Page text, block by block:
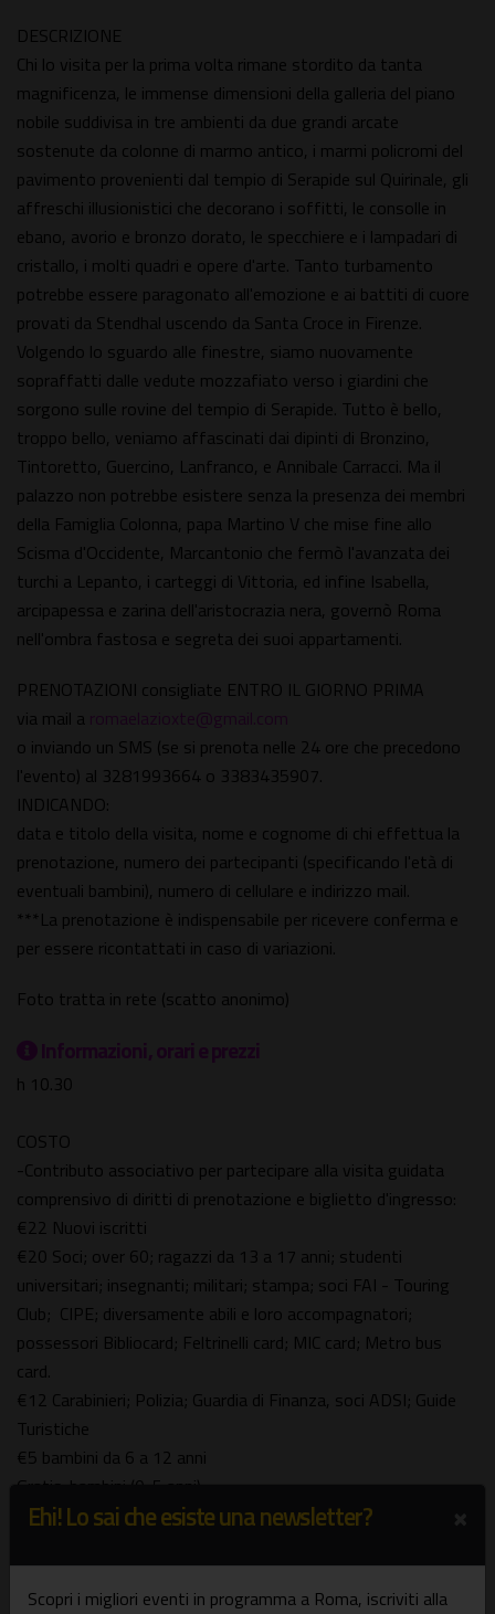
DESCRIZIONE
Chi lo visita per la prima volta rimane stordito da tanta
magnificenza, le immense dimensioni della galleria del piano
nobile suddivisa in tre ambienti da due grandi arcate
sostenute da colonne di marmo antico, i marmi policromi del
pavimento provenienti dal tempio di Serapide sul Quirinale, gli
affreschi illusionistici che decorano i soffitti, le consolle in
ebano, avorio e bronzo dorato, le specchiere e i lampadari di
cristallo, i molti quadri e opere d'arte. Tanto turbamento
potrebbe essere paragonato all'emozione e ai battiti di cuore
provati da Stendhal uscendo da Santa Croce in Firenze.
Volgendo lo sguardo alle finestre, siamo nuovamente
sopraffatti dalle vedute mozzafiato verso i giardini che
sorgono sulle rovine del tempio di Serapide. Tutto è bello,
troppo bello, veniamo affascinati dai dipinti di Bronzino,
Tintoretto, Guercino, Lanfranco, e Annibale Carracci. Ma il
palazzo non potrebbe esistere senza la presenza dei membri
della Famiglia Colonna, papa Martino V che mise fine allo
Scisma d'Occidente, Marcantonio che fermò l'avanzata dei
turchi a Lepanto, i carteggi di Vittoria, ed infine Isabella,
arcipapessa e zarina dell'aristocrazia nera, governò Roma
nell'ombra fastosa e segreta dei suoi appartamenti.
PRENOTAZIONI consigliate ENTRO IL GIORNO PRIMA
via mail a romaelazioxte@gmail.com
o inviando un SMS (se si prenota nelle 24 ore che precedono
l'evento) al 3281993664 o 3383435907.
INDICANDO:
data e titolo della visita, nome e cognome di chi effettua la
prenotazione, numero dei partecipanti (specificando l'età di
eventuali bambini), numero di cellulare e indirizzo mail.
***La prenotazione è indispensabile per ricevere conferma e
per essere ricontattati in caso di variazioni.
Foto tratta in rete (scatto anonimo)
Informazioni, orari e prezzi
h 10.30
COSTO
-Contributo associativo per partecipare alla visita guidata
comprensivo di diritti di prenotazione e biglietto d'ingresso:
€22 Nuovi iscritti
€20 Soci; over 60; ragazzi da 13 a 17 anni; studenti
universitari; insegnanti; militari; stampa; soci FAI - Touring
Club; CIPE; diversamente abili e loro accompagnatori;
possessori Bibliocard; Feltrinelli card; MIC card; Metro bus
card.
€12 Carabinieri; Polizia; Guardia di Finanza, soci ADSI; Guide
Turistiche
€5 bambini da 6 a 12 anni
Gratis: bambini (0-5 anni)
-Possessori di Coupons o Voucher Regalo dovranno integrare
12 euro servono a coprire le spese di prenotazione, biglietto
d'ingresso e il noleggio dell'auricolare.
Ehi! Lo sai che esiste una newsletter?
Scopri i migliori eventi in programma a Roma, iscriviti alla